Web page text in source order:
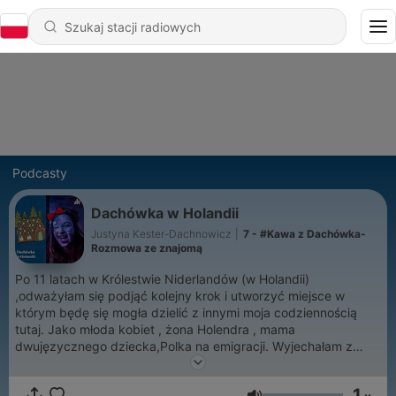
Podcasty
Dachówka w Holandii
Justyna Kester-Dachnowicz
7 - #Kawa z Dachówka-
Rozmowa ze znajomą
Po 11 latach w Królestwie Niderlandów (w Holandii)
,odważyłam się podjąć kolejny krok i utworzyć miejsce w
którym będę się mogła dzielić z innymi moja codziennością
tutaj. Jako młoda kobiet , żona Holendra , mama
dwujęzycznego dziecka,Polka na emigracji. Wyjechałam z
Polski mając 19 lat więc tak naprawdę wydaję mi się że też